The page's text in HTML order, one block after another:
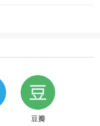
豆瓣